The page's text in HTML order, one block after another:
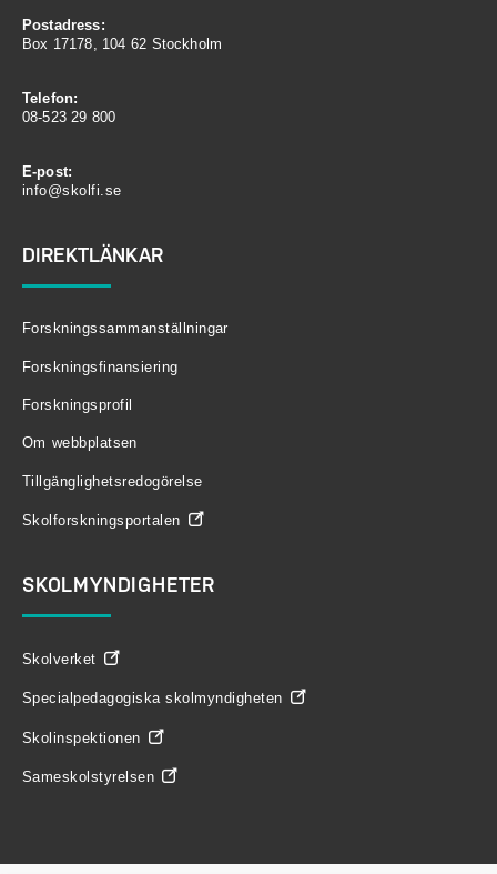
Postadress:
Box 17178, 104 62 Stockholm
Telefon:
08-523 29 800
E-post:
info@skolfi.se
DIREKTLÄNKAR
Forskningssammanställningar
Forskningsfinansiering
Forskningsprofil
Om webbplatsen
Tillgänglighetsredogörelse
Skolforskningsportalen
SKOLMYNDIGHETER
Skolverket
Specialpedagogiska skolmyndigheten
Skolinspektionen
Sameskolstyrelsen